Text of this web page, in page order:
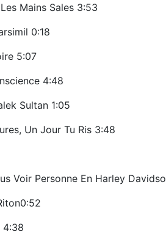
Mains Sales 3:53
0:18
5:07
4:48
Sultan 1:05
Un Jour Tu Ris 3:48
Voir Personne En Harley
4:38